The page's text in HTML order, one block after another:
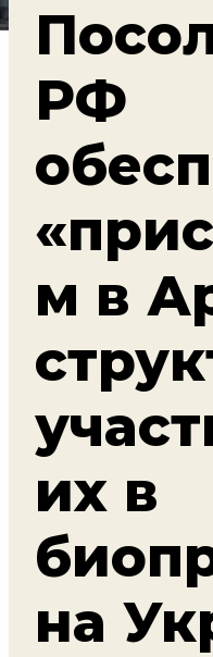
РФ
м в
их в
на